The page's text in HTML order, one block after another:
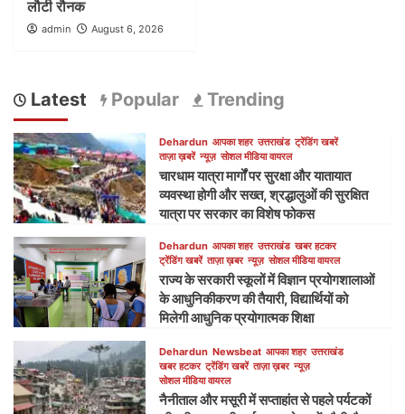
लौटी रौनक
admin August 6, 2026
Latest Popular Trending
Dehardun आपका शहर उत्तराखंड ट्रेंडिंग खबरें
ताज़ा ख़बरें न्यूज़ सोशल मीडिया वायरल
चारधाम यात्रा मार्गों पर सुरक्षा और यातायात
व्यवस्था होगी और सख्त, श्रद्धालुओं की सुरक्षित
यात्रा पर सरकार का विशेष फोकस
Dehardun आपका शहर उत्तराखंड खबर हटकर
ट्रेंडिंग खबरें ताज़ा ख़बर न्यूज़ सोशल मीडिया वायरल
राज्य के सरकारी स्कूलों में विज्ञान प्रयोगशालाओं
के आधुनिकीकरण की तैयारी, विद्यार्थियों को
मिलेगी आधुनिक प्रयोगात्मक शिक्षा
Dehardun Newsbeat आपका शहर उत्तराखंड
खबर हटकर ट्रेंडिंग खबरें ताज़ा ख़बर न्यूज़
सोशल मीडिया वायरल
नैनीताल और मसूरी में सप्ताहांत से पहले पर्यटकों